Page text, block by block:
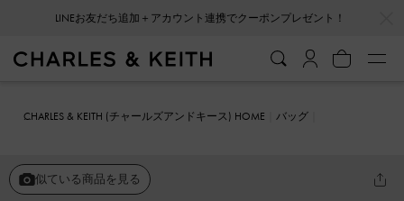
LINEお友だち追加＋アカウント連携でクーポンプレゼント！
CHARLES & KEITH (チャールズアンドキース) HOME
バッグ
似ている商品を見る